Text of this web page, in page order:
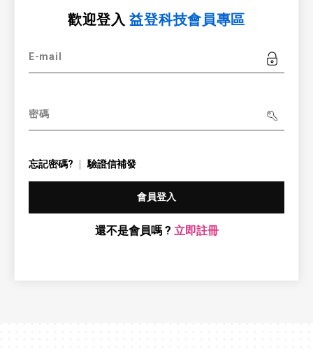
歡迎登入益登科技會員專區
E-mail
密碼
忘記密碼? 驗證信補發
會員登入
還不是會員嗎 ? 立即註冊